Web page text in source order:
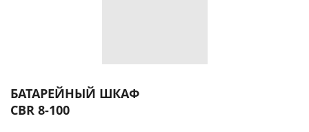
БАТАРЕЙНЫЙ ШКАФ
CBR 8-100